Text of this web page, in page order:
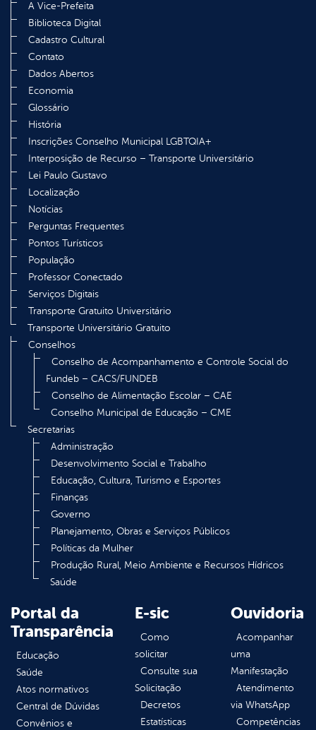
A Vice-Prefeita
Biblioteca Digital
Cadastro Cultural
Contato
Dados Abertos
Economia
Glossário
História
Inscrições Conselho Municipal LGBTQIA+
Interposição de Recurso – Transporte Universitário
Lei Paulo Gustavo
Localização
Notícias
Perguntas Frequentes
Pontos Turísticos
População
Professor Conectado
Serviços Digitais
Transporte Gratuito Universitário
Transporte Universitário Gratuito
Conselhos
Conselho de Acompanhamento e Controle Social do
Fundeb – CACS/FUNDEB
Conselho de Alimentação Escolar – CAE
Conselho Municipal de Educação – CME
Secretarias
Administração
Desenvolvimento Social e Trabalho
Educação, Cultura, Turismo e Esportes
Finanças
Governo
Planejamento, Obras e Serviços Públicos
Políticas da Mulher
Produção Rural, Meio Ambiente e Recursos Hídricos
Saúde
Portal da
Transparência
Educação
Saúde
Atos normativos
Central de Dúvidas
Convênios e
E-sic
Como
solicitar
Consulte sua
Solicitação
Decretos
Estatísticas
Ouvidoria
Acompanhar
uma
Manifestação
Atendimento
via WhatsApp
Competências